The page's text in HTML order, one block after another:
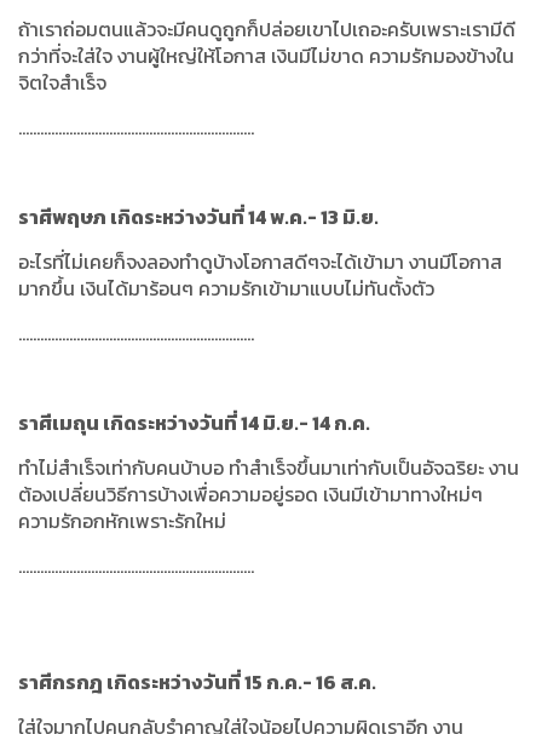
ถ้าเราถ่อมตนแล้วจะมีคนดูถูกก็ปล่อยเขาไปเถอะครับเพราะเรามีดี
กว่าที่จะใส่ใจ งานผู้ใหญ่ให้โอกาส เงินมีไม่ขาด ความรักมองข้างใน
จิตใจสำเร็จ
.................................................................
ราศีพฤษภ เกิดระหว่างวันที่ 14 พ.ค.- 13 มิ.ย.
อะไรที่ไม่เคยก็จงลองทำดูบ้างโอกาสดีๆจะได้เข้ามา งานมีโอกาส
มากขึ้น เงินได้มาร้อนๆ ความรักเข้ามาแบบไม่ทันตั้งตัว
.................................................................
ราศีเมถุน เกิดระหว่างวันที่ 14 มิ.ย.- 14 ก.ค.
ทำไม่สำเร็จเท่ากับคนบ้าบอ ทำสำเร็จขึ้นมาเท่ากับเป็นอัจฉริยะ งาน
ต้องเปลี่ยนวิธีการบ้างเพื่อความอยู่รอด เงินมีเข้ามาทางใหม่ๆ
ความรักอกหักเพราะรักใหม่
.................................................................
ราศีกรกฎ เกิดระหว่างวันที่ 15 ก.ค.- 16 ส.ค.
ใส่ใจมากไปคนกลับรำคาญใส่ใจน้อยไปความผิดเราอีก งาน